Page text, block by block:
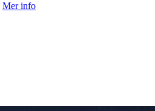
Mer info